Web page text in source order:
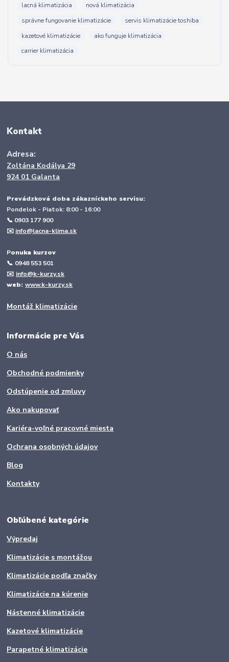
lacná klimatizácia
nová klimatizácia
správne fungovanie klimatizácie
servis klimatizácie toshiba
kazetové klimatizácie
ako funguje klimatizácia
carrier klimatizácia
Kontakt
Adresa:
Zoltána Kodálya 29
924 01 Galanta
Prevádzková doba zákazníckeho servisu:
Pondelok - Piatok: 8:00 - 16:00
📞 0903 177 900
✉️ info@lacna-klima.sk
Ponuka kurzov
📞 0948 553 501
✉️ info@k-kurzy.sk
web:www.k-kurzy.sk
Montáž klimatizácie
Informácie pre Vás
O nás
Obchodné podmienky
Odstúpenie od zmluvy
Ako nakupovať
Kariéra-voľné pracovné miesta
Ochrana osobných údajov
Blog
Kontakty
Obľúbené kategórie
Výpredaj
Klimatizácie s montážou
Klimatizácie podľa značky
Klimatizácie na kúrenie
Nástenné klimatizácie
Kazetové klimatizácie
Parapetné klimatizácie